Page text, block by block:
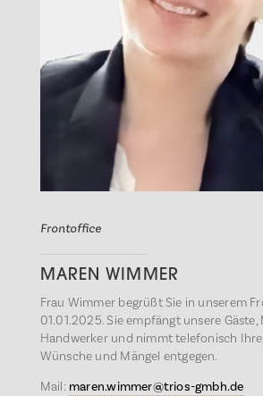
Frontoffice
MAREN WIMMER
Frau Wimmer begrüßt Sie in unserem
01.01.2025. Sie empfängt unsere
Handwerker und nimmt telefonisch Ihre
Wünsche und Mängel entgegen.
Mail: maren.wimmer@trios-gmbh.de